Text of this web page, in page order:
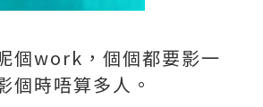
個work，個個都要影一
個時唔算多人。